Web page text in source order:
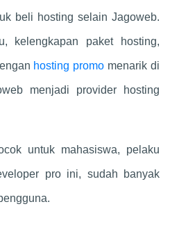
beli hosting selain Jagoweb.
kelengkapan paket hosting,
hosting promo menarik di
menjadi provider hosting
untuk mahasiswa, pelaku
pro ini, sudah banyak